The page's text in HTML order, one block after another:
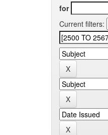
for
Current filters: